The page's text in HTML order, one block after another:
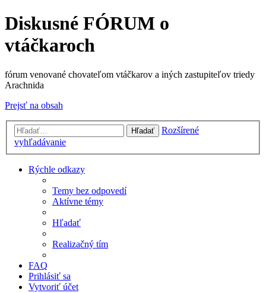
Diskusné FÓRUM o
vtáčkaroch
fórum venované chovateľom vtáčkarov a iných zastupiteľov triedy
Arachnida
Prejsť na obsah
Hľadať
Rozšírené
vyhľadávanie
Rýchle odkazy
Temy bez odpovedí
Aktívne témy
Hľadať
Realizačný tím
FAQ
Prihlásiť sa
Vytvoriť účet